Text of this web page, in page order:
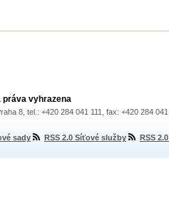
práva vyhrazena
8, tel.: +420 284 041 111, fax: +420 284
sady RSS 2.0 Síťové služby RSS